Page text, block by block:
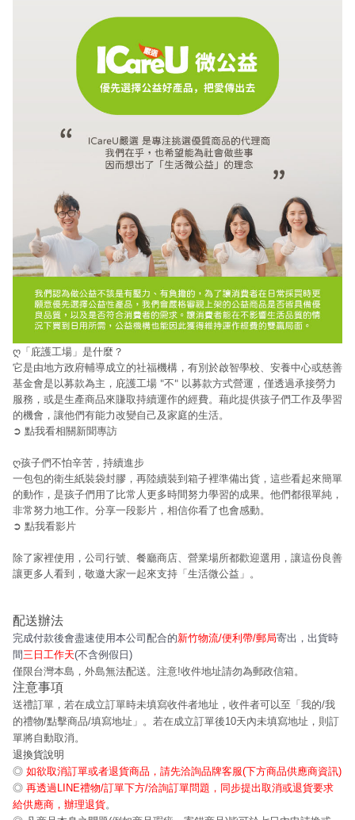
ღ 「庇護工場」是什麼？
它是由地方政府輔導成立的社福機構，有別於啟智學校、安養中心或慈善
基金會是以募款為主，庇護工場 "不" 以募款方式營運，僅透過承接勞力
服務，或是生產商品來賺取持續運作的經費。藉此提供孩子們工作及學習
的機會，讓他們有能力改變自己及家庭的生活。
➲ 點我看相關新聞專訪
ღ孩子們不怕辛苦，持續進步
一包包的衛生紙裝袋封膠，再陸續裝到箱子裡準備出貨，這些看起來簡單
的動作，是孩子們用了比常人更多時間努力學習的成果。他們都很單純，
非常努力地工作。分享一段影片，相信你看了也會感動。
➲ 點我看影片
除了家裡使用，公司行號、餐廳商店、營業場所都歡迎選用，讓這份良善
讓更多人看到，敬邀大家一起來支持「生活微公益」。
配送辦法
完成付款後會盡速使用本公司配合的新竹物流/便利帶/郵局寄出，出貨時
間 三日工作天(不含例假日)
僅限台灣本島，外島無法配送。注意!收件地址請勿為郵政信箱。
注意事項
送禮訂單，若在成立訂單時未填寫收件者地址，收件者可以至「我的/我
的禮物/點擊商品/填寫地址」。若在成立訂單後10天內未填寫地址，則訂
單將自動取消。
退換貨說明
◎ 如欲取消訂單或者退貨商品，請先洽詢品牌客服(下方商品供應商資訊)
◎ 再透過LINE禮物/訂單下方/洽詢訂單問題，同步提出取消或退貨要求
給供應商，辦理退貨。